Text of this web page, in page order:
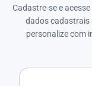
Cadastre-se e
dados cadastrais
personalize com